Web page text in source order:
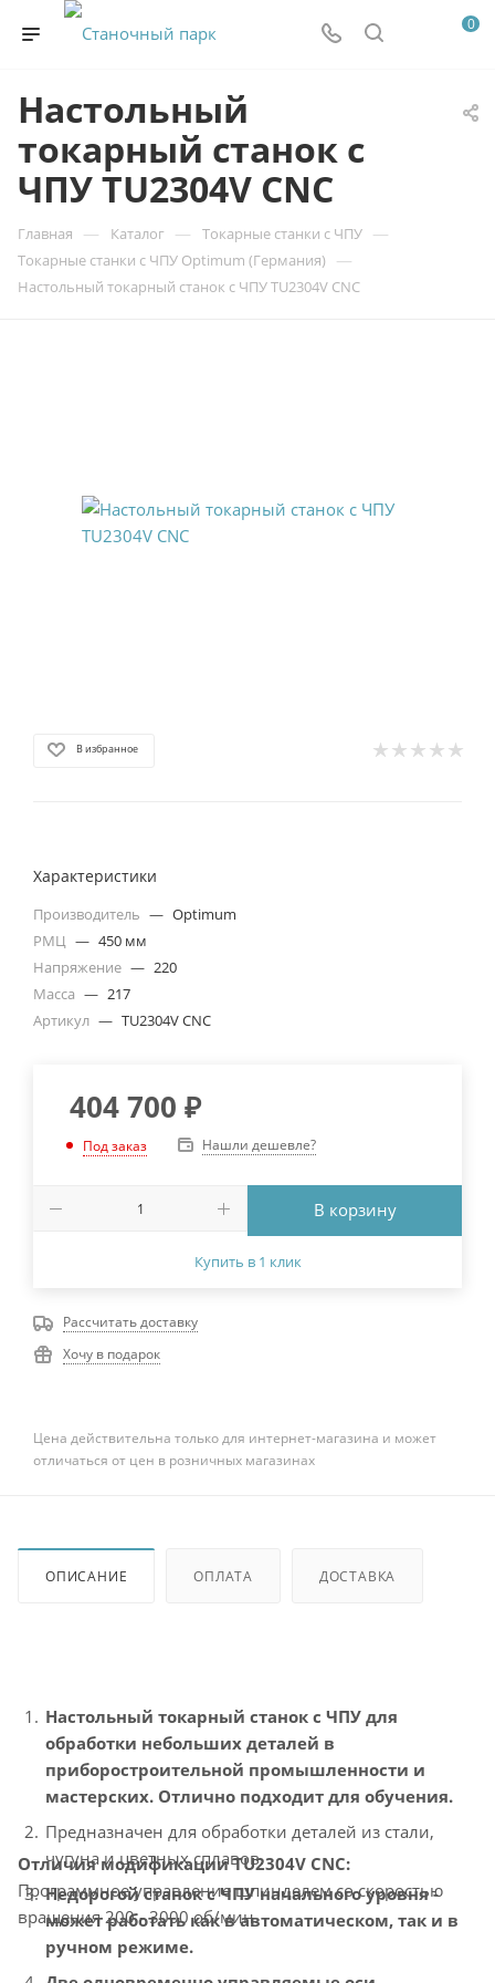
0
Настольный
токарный станок с
ЧПУ TU2304V CNC
Главная — Каталог — Токарные станки с ЧПУ —
Токарные станки с ЧПУ Optimum (Германия) —
Настольный токарный станок с ЧПУ TU2304V CNC
В избранное
Характеристики
Производитель — Optimum
РМЦ — 450 мм
Напряжение — 220
Масса — 217
Артикул — TU2304V CNC
404 700 ₽
Под заказ Нашли дешевле?
В корзину
Купить в 1 клик
Рассчитать доставку
Хочу в подарок
Цена действительна только для интернет-магазина и может
отличаться от цен в розничных магазинах
ОПИСАНИЕ ОПЛАТА ДОСТАВКА
Настольный токарный станок с ЧПУ для
обработки небольших деталей в
приборостроительной промышленности и
мастерских. Отлично подходит для обучения.
Предназначен для обработки деталей из стали,
чугуна и цветных сплавов.
Недорогой станок с ЧПУ начального уровня -
может работать как в автоматическом, так и в
ручном режиме.
Отличия модификации TU2304V CNC:
Программное управление шпинделем со скоростью
вращения 200 - 3000 об/мин.